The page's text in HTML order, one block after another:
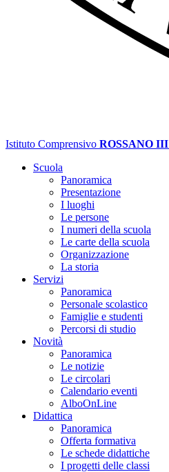
Istituto Comprensivo ROSSANO III
Scuola
Panoramica
Presentazione
I luoghi
Le persone
I numeri della scuola
Le carte della scuola
Organizzazione
La storia
Servizi
Panoramica
Personale scolastico
Famiglie e studenti
Percorsi di studio
Novità
Panoramica
Le notizie
Le circolari
Calendario eventi
AlboOnLine
Didattica
Panoramica
Offerta formativa
Le schede didattiche
I progetti delle classi